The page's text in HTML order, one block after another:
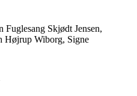
Fuglesang Skjødt Jensen,
Højrup Wiborg, Signe